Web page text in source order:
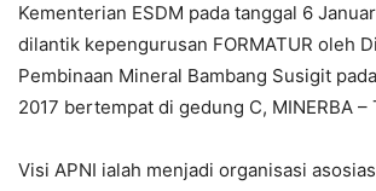
Kementerian ESDM pada tanggal 6
dilantik kepengurusan FORMATUR oleh
Pembinaan Mineral Bambang Susigit
2017 bertempat di gedung C, MINERBA –
Visi APNI ialah menjadi organisasi